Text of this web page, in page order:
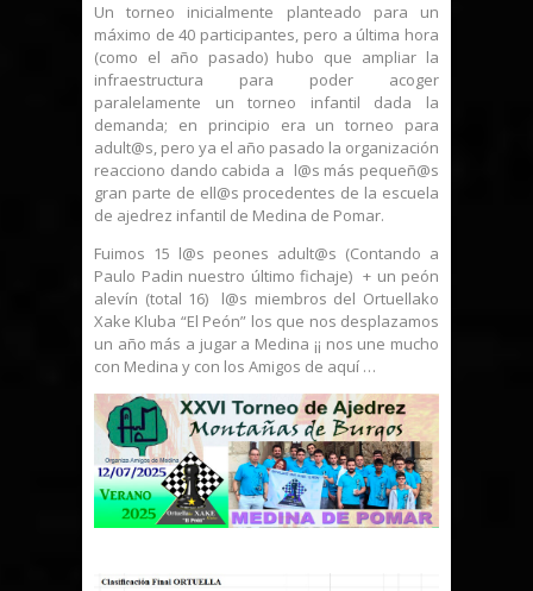
Un torneo inicialmente planteado para un
máximo de 40 participantes, pero a última hora
(como el año pasado) hubo que ampliar la
infraestructura para poder acoger
paralelamente un torneo infantil dada la
demanda; en principio era un torneo para
adult@s, pero ya el año pasado la organización
reacciono dando cabida a l@s más pequeñ@s
gran parte de ell@s procedentes de la escuela
de ajedrez infantil de Medina de Pomar.
Fuimos 15 l@s peones adult@s (Contando a
Paulo Padin nuestro último fichaje) + un peón
alevín (total 16) l@s miembros del Ortuellako
Xake Kluba “El Peón” los que nos desplazamos
un año más a jugar a Medina ¡¡ nos une mucho
con Medina y con los Amigos de aquí …